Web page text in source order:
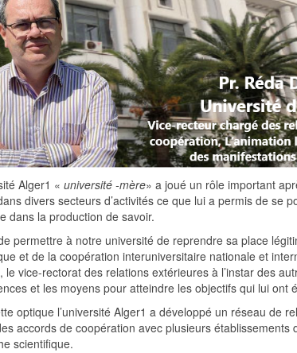
Alger1 « université -mère» a joué un rôle important
divers secteurs d’activités ce que lui a permis de se
dans la production de savoir.
permettre à notre université de reprendre sa place
et de la coopération interuniversitaire nationale et
le vice-rectorat des relations extérieures à l’instar des
et les moyens pour atteindre les objectifs qui lui ont
optique l’université Alger1 a développé un réseau de
accords de coopération avec plusieurs
scientifique.